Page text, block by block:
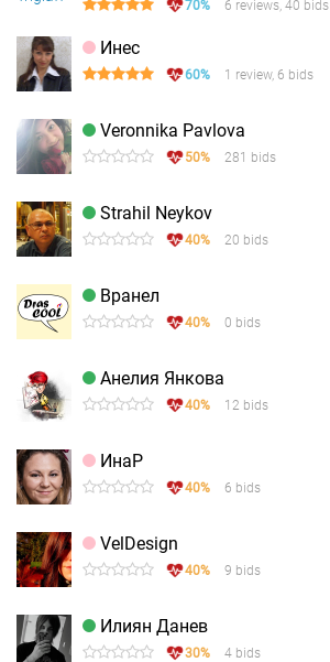
70% 6 reviews, 40 bids
Инес
60% 1 review, 6 bids
Veronnika Pavlova
50% 281 bids
Strahil Neykov
40% 20 bids
Вранел
40% 0 bids
Анелия Янкова
40% 12 bids
ИнаР
40% 6 bids
VelDesign
40% 9 bids
Илиян Данев
30% 4 bids